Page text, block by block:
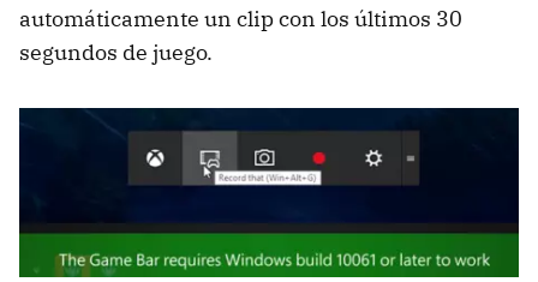
automáticamente un clip con los últimos 30
segundos de juego.